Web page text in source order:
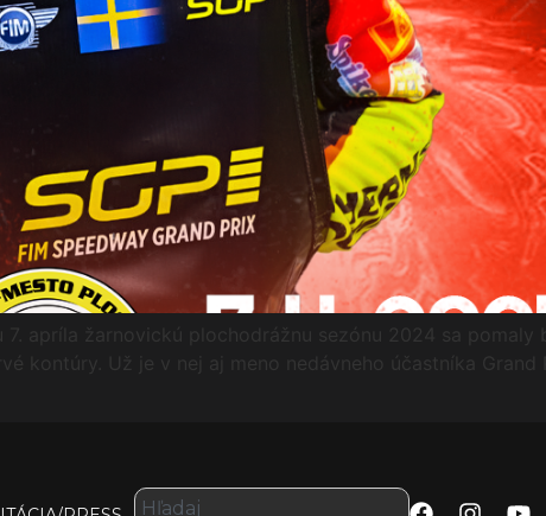
apríla žarnovickú plochodrážnu sezónu 2024 sa pomaly
kontúry. Už je v nej aj meno nedávneho účastníka Grand